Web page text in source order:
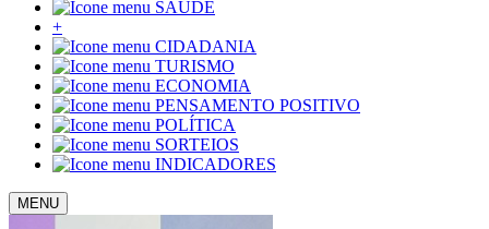
SAÚDE
+
CIDADANIA
TURISMO
ECONOMIA
PENSAMENTO POSITIVO
POLÍTICA
SORTEIOS
INDICADORES
MENU